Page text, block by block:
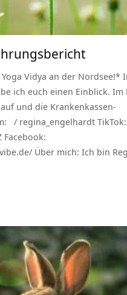
Vidya an der Nordsee!*
ich euch einen Einblick. Im
und die Krankenkassen-
/ regina_engelhardt TikTok:
Über mich: Ich bin